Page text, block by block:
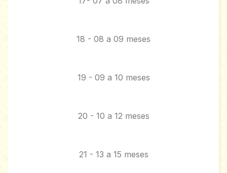
18 - 08 a 09 meses
19 - 09 a 10 meses
20 - 10 a 12 meses
21 - 13 a 15 meses